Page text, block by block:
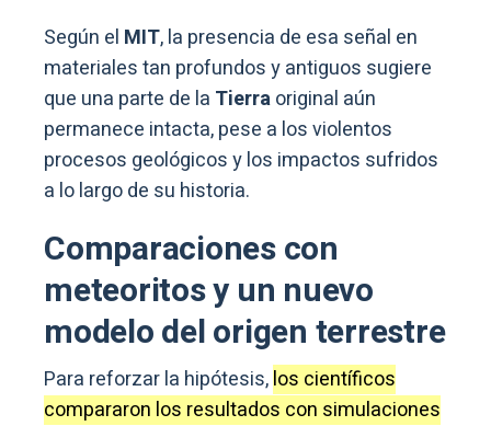
Según el MIT, la presencia de esa señal en
materiales tan profundos y antiguos sugiere
que una parte de la Tierraoriginal aún
permanece intacta, pese a los violentos
procesos geológicos y los impactos sufridos
a lo largo de su historia.
Comparaciones con
meteoritos y un nuevo
modelo del origen terrestre
Para reforzar la hipótesis,los científicos
compararon los resultados con simulaciones